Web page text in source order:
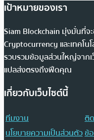
เป้าหมายของเรา
Siam Blockchain มุ่งมั่นที่จ
Cryptocurrency และเทคโน
รวบรวมข้อมูลส่วนใหญ่จากเ
แปลส่งตรงถึงฟีดคุณ
เกี่ยวกับเว็บไซต์นี้
ทีมงาน
ติ
นโยบายความเป็นส่วนตัวข้